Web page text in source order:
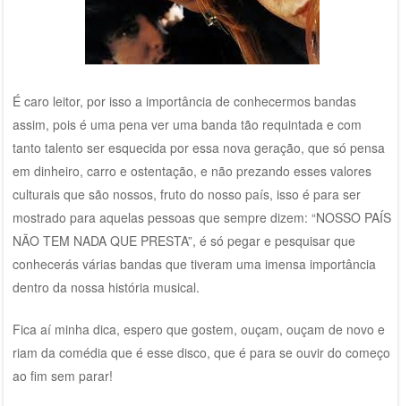
É caro leitor, por isso a importância de conhecermos bandas
assim, pois é uma pena ver uma banda tão requintada e com
tanto talento ser esquecida por essa nova geração, que só pensa
em dinheiro, carro e ostentação, e não prezando esses valores
culturais que são nossos, fruto do nosso país, isso é para ser
mostrado para aquelas pessoas que sempre dizem: “NOSSO PAÍS
NÃO TEM NADA QUE PRESTA”, é só pegar e pesquisar que
conhecerás várias bandas que tiveram uma imensa importância
dentro da nossa história musical.
Fica aí minha dica, espero que gostem, ouçam, ouçam de novo e
riam da comédia que é esse disco, que é para se ouvir do começo
ao fim sem parar!